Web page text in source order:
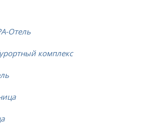
Отель
комплекс